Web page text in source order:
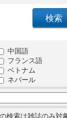
中国語
フランス語
ベトナム
ネパール
検索は雑誌のみ対